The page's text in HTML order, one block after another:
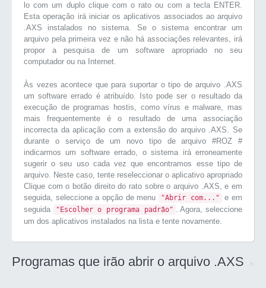
lo com um duplo clique com o rato ou com a tecla ENTER.
Esta operação irá iniciar os aplicativos associados ao arquivo
.AXS instalados no sistema. Se o sistema encontrar um
arquivo pela primeira vez e não há associações relevantes, irá
propor a pesquisa de um software apropriado no seu
computador ou na Internet.
Às vezes acontece que para suportar o tipo de arquivo .AXS
um software errado é atribuído. Isto pode ser o resultado da
execução de programas hostis, como vírus e malware, mas
mais frequentemente é o resultado de uma associação
incorrecta da aplicação com a extensão do arquivo .AXS. Se
durante o serviço de um novo tipo de arquivo #ROZ #
indicarmos um software errado, o sistema irá erroneamente
sugerir o seu uso cada vez que encontramos esse tipo de
arquivo. Neste caso, tente reseleccionar o aplicativo apropriado
Clique com o botão direito do rato sobre o arquivo .AXS, e em
seguida, seleccione a opção de menu
"Abrir com..."
e em
seguida
"Escolher o programa padrão" . Agora, seleccione
um dos aplicativos instalados na lista e tente novamente.
Programas que irão abrir o arquivo .AXS